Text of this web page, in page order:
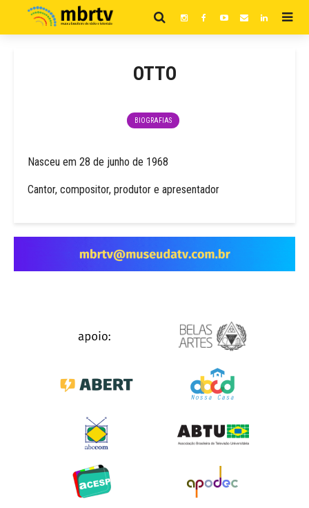
OTTO
BIOGRAFIAS
Nasceu em 28 de junho de 1968
Cantor, compositor, produtor e apresentador